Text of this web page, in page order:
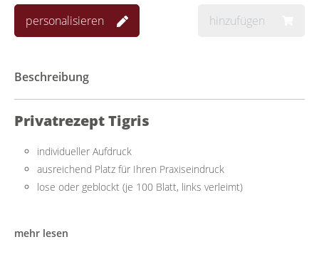
personalisieren hinzufügen
Beschreibung
Privatrezept Tigris
individueller Aufdruck
ausreichend Platz für Ihren Praxiseindruck
lose oder geblockt (je 100 Blatt, links verleimt)
Das Privatrezept lässt sich einfach beschriften und mit allen
mehr lesen